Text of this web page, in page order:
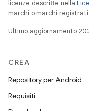
licenze descritte nella
marchi o marchi
Ultimo aggiornamento
CREA
Repository per Android
Requisiti